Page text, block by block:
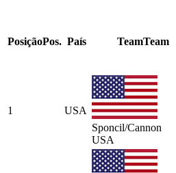
PosiçãoPos. País TeamTeam
1
USA
Sponcil/Cannon
USA